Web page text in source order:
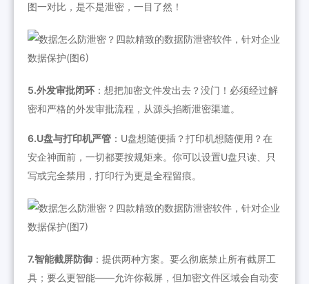
图一对比，是不是泄密，一目了然！
5.外发审批闭环 ：想把加密文件发出去？没门！必须经过解
密和严格的外发审批流程，从源头掐断泄密渠道。
6.U盘与打印机严管 ：U盘想随便插？打印机想随便用？在
安企神面前，一切都要按规矩来。你可以设置U盘只读、只
写或完全禁用，打印行为更是全程留痕。
7.智能截屏防御 ：提供两种方案。要么彻底禁止所有截屏工
具；要么更智能——允许你截屏，但加密文件区域会自动变